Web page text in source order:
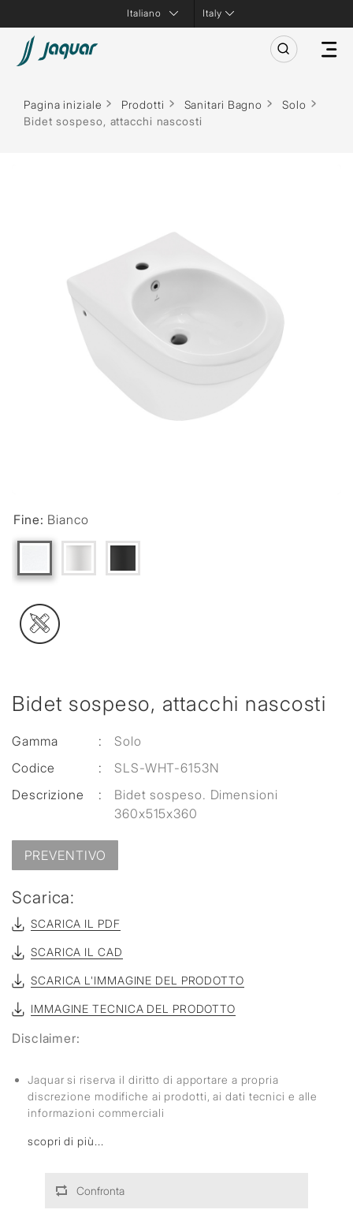
Italy
Pagina iniziale Prodotti Sanitari Bagno
Solo
Bidet sospeso, attacchi nascosti
Bidet sospeso, attacchi nascosti
Gamma :
Solo
Codice
:
SLS-WHT-6153N
Descrizione
:
Bidet sospeso. Dimensioni
360x515x360
Fine: Bianco
PREVENTIVO
Scarica:
SCARICA IL PDF
SCARICA IL CAD
SCARICA L'IMMAGINE DEL PRODOTTO
IMMAGINE TECNICA DEL PRODOTTO
Disclaimer:
Jaquar si riserva il diritto di apportare a propria
discrezione modifiche ai prodotti, ai dati tecnici e alle
informazioni commerciali
scopri di più...
Confronta